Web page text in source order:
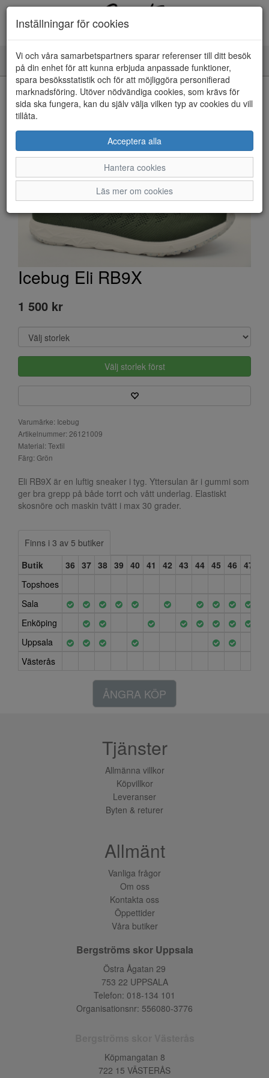
Toggle
navigation
HEM
Icebug Eli RB9X
1 500 kr
Välj storlek först
Varumärke: Icebug
Artikelnummer: 26121009
Material: Textil
Färg: Grön
Eli RB9X är en luftig sneaker i tyg. Yttersulan är i gummi som
ger bra grepp på både torrt och vått underlag. Elastiskt
skosnöre och maskin tvätt i max 30 grader.
Finns i 3 av 5 butiker
Butik
36 37 38 39 40 41 42 43 44 45 46 47
Topshoes
Sala
Enköping
Uppsala
Västerås
ÅNGRA KÖP
Inställningar för cookies
Vi och våra samarbetspartners sparar referenser till ditt besök
på din enhet för att kunna erbjuda anpassade funktioner,
spara besöksstatistik och för att möjliggöra personifierad
marknadsföring. Utöver nödvändiga cookies, som krävs för
sida ska fungera, kan du själv välja vilken typ av cookies du vill
tillåta.
Acceptera alla
Hantera cookies
Läs mer om cookies
Tjänster
Allmänna villkor
Köpvillkor
Leveranser
Byten & returer
Allmänt
Vanliga frågor
Om oss
Kontakta oss
Öppettider
Våra butiker
Bergströms skor Uppsala
Östra Ågatan 29
753 22 UPPSALA
Telefon: 018-134 101
Organisationsnr: 556080-3776
Köpmangatan 8
722 15 VÄSTERÅS